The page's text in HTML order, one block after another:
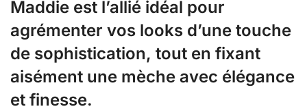
Maddie est l’allié idéal pour
agrémenter vos looks d’une touche
de sophistication, tout en fixant
aisément une mèche avec élégance
et finesse.